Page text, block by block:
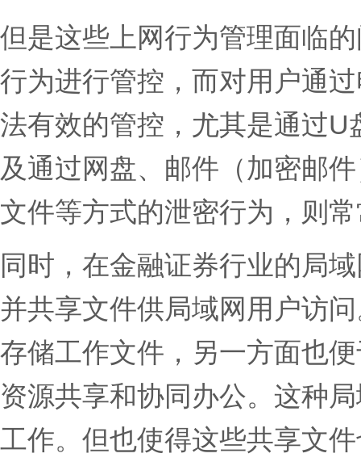
但是这些上网行为管理面临
行为进行管控，而对用户通
法有效的管控，尤其是通过
及通过网盘、邮件（加密邮
文件等方式的泄密行为，则
同时，在金融证券行业的局
并共享文件供局域网用户访
存储工作文件，另一方面也
资源共享和协同办公。这种
工作。但也使得这些共享文